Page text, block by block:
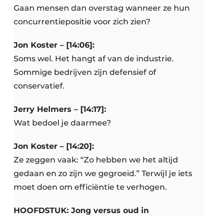
Gaan mensen dan overstag wanneer ze hun
concurrentiepositie voor zich zien?
Jon Koster – [14:06]:
Soms wel. Het hangt af van de industrie.
Sommige bedrijven zijn defensief of
conservatief.
Jerry Helmers – [14:17]:
Wat bedoel je daarmee?
Jon Koster – [14:20]:
Ze zeggen vaak: “Zo hebben we het altijd
gedaan en zo zijn we gegroeid.” Terwijl je iets
moet doen om efficiëntie te verhogen.
HOOFDSTUK: Jong versus oud in